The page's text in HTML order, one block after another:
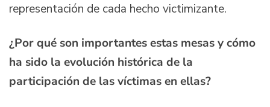
representación de cada hecho victimizante.
¿Por qué son importantes estas mesas y cómo
ha sido la evolución histórica de la
participación de las víctimas en ellas?